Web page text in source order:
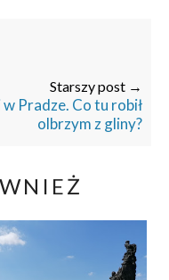
Starszy post →
Pradze. Co tu robił
olbrzym z gliny?